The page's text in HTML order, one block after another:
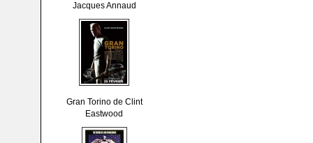
Jacques Annaud
Gran Torino de Clint
Eastwood